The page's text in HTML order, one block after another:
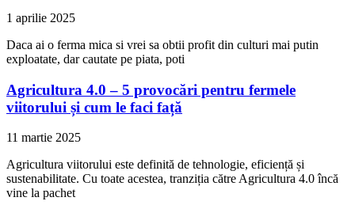
1 aprilie 2025
Daca ai o ferma mica si vrei sa obtii profit din culturi mai putin
exploatate, dar cautate pe piata, poti
Agricultura 4.0 – 5 provocări pentru fermele
viitorului și cum le faci față
11 martie 2025
Agricultura viitorului este definită de tehnologie, eficiență și
sustenabilitate. Cu toate acestea, tranziția către Agricultura 4.0 încă
vine la pachet